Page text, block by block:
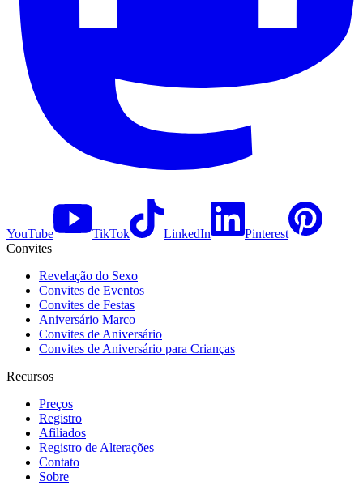
YouTube TikTok LinkedIn
Pinterest
Convites
Revelação do Sexo
Convites de Eventos
Convites de Festas
Aniversário Marco
Convites de Aniversário
Convites de Aniversário para Crianças
Recursos
Preços
Registro
Afiliados
Registro de Alterações
Contato
Sobre